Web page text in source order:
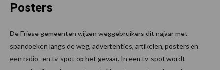
Posters
De Friese gemeenten wijzen weggebruikers dit najaar met
spandoeken langs de weg, advertenties, artikelen, posters en
een radio- en tv-spot op het gevaar. In een tv-spot wordt